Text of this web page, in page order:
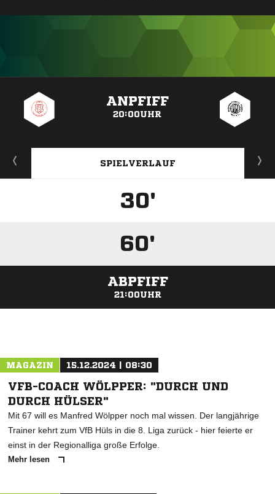
ANPFIFF
20:00UHR
SPIELVERLAUF
30'
60'
ABPFIFF
21:00UHR
MAGAZIN 15.12.2024 | 08:30
VFB-COACH WÖLPPER: "DURCH UND
DURCH HÜLSER"
Mit 67 will es Manfred Wölpper noch mal wissen. Der langjährige
Trainer kehrt zum VfB Hüls in die 8. Liga zurück - hier feierte er
einst in der Regionalliga große Erfolge.
Mehr lesen